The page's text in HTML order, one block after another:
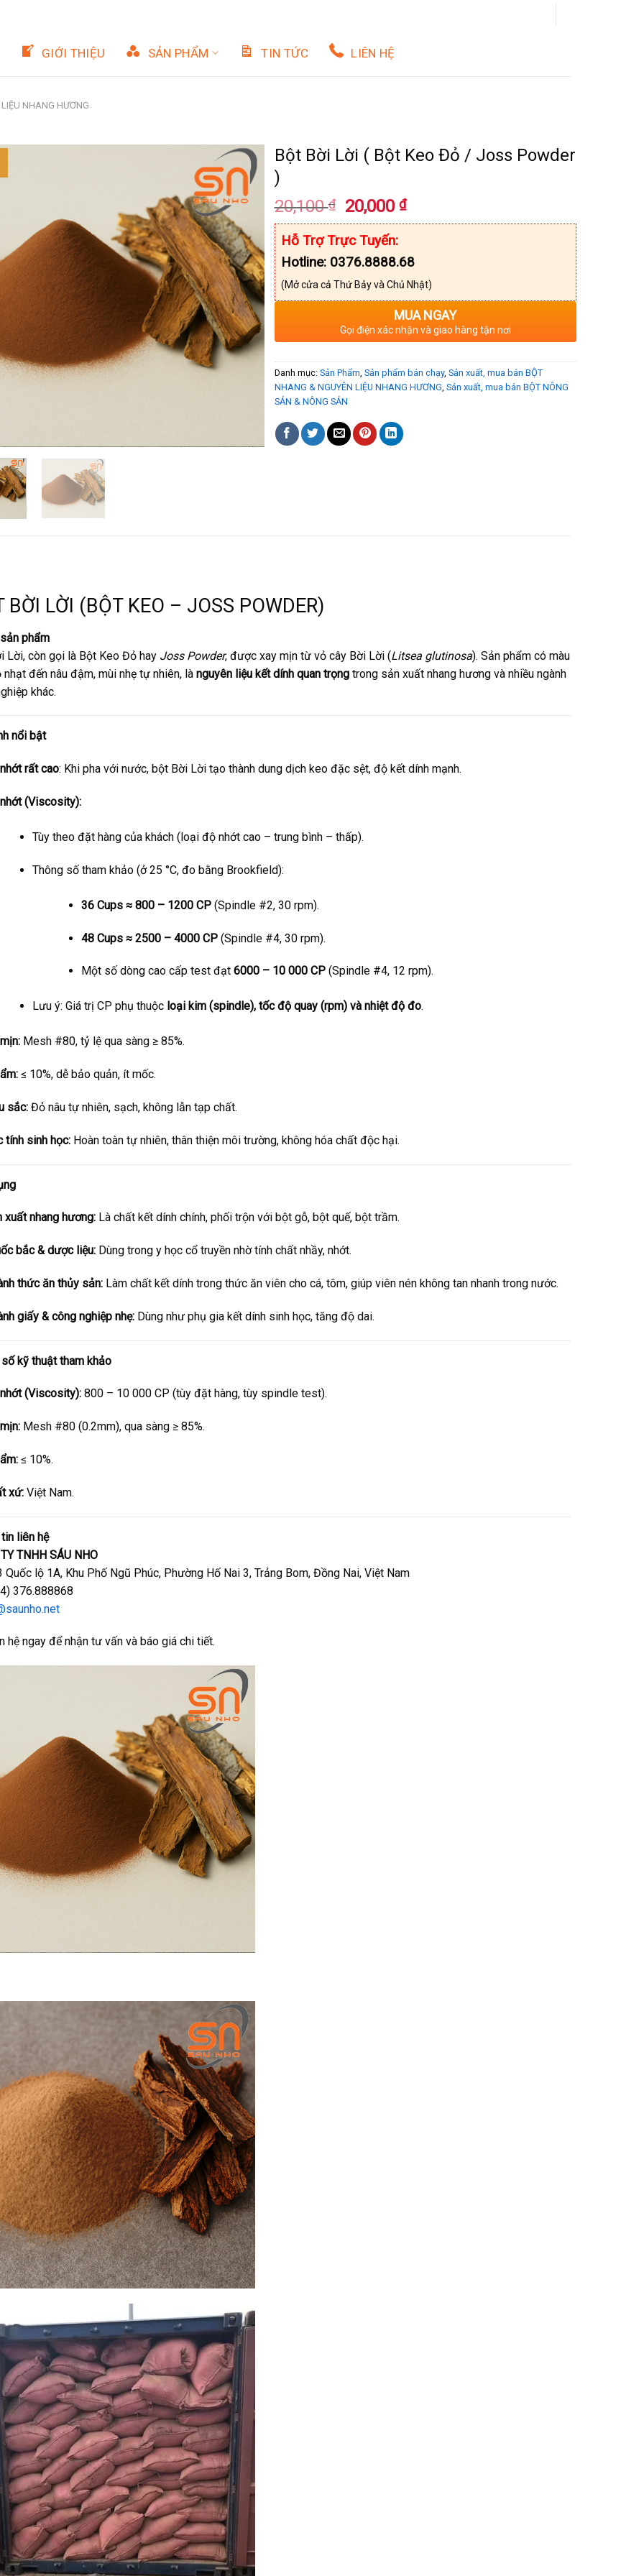
GIỚI THIỆU SẢN PHẨM TIN TỨC LIÊN HỆ
NHANG HƯƠNG
Bột Bời Lời ( Bột Keo Đỏ / Joss Powder
)
20,100₫
Giá
gốc
là:
20,100 ₫.
20,000 ₫Giá
hiện
là:
20,000 ₫.
Hỗ Trợ Trực Tuyến:
Hotline: 0376.8888.68
(Mở cửa cả Thứ Bảy và Chủ Nhật)
MUA NGAY
Gọi điện xác nhận và giao hàng tận nơi
Danh mục: Sản Phẩm, Sản phẩm bán chạy, Sản xuất, mua bán BỘT
NHANG & NGUYÊN LIỆU NHANG HƯƠNG, Sản xuất, mua bán BỘT NÔNG
SẢN & NÔNG SẢN
BỜI LỜI (BỘT KEO – JOSS POWDER)
phẩm
Lời, còn gọi là Bột Keo Đỏ hay Joss Powder, được xay mịn từ vỏ cây Bời Lời (Litsea glutinosa). Sản phẩm có màu
nhạt đến nâu đậm, mùi nhẹ tự nhiên, là nguyên liệu kết dính quan trọng trong sản xuất nhang hương và nhiều ngành
khác.
nổi bật
rất cao: Khi pha với nước, bột Bời Lời tạo thành dung dịch keo đặc sệt, độ kết dính mạnh.
(Viscosity):
Tùy theo đặt hàng của khách (loại độ nhớt cao – trung bình – thấp).
Thông số tham khảo (ở 25 °C, đo bằng Brookfield):
36 Cups ≈ 800 – 1200 CP (Spindle #2, 30 rpm).
48 Cups ≈ 2500 – 4000 CP (Spindle #4, 30 rpm).
Một số dòng cao cấp test đạt6000 – 10 000 CP (Spindle #4, 12 rpm).
Lưu ý: Giá trị CP phụ thuộc loại kim (spindle), tốc độ quay (rpm) và nhiệt độ đo.
Mesh #80, tỷ lệ qua sàng ≥ 85%.
≤ 10%, dễ bảo quản, ít mốc.
sắc:Đỏ nâu tự nhiên, sạch, không lẫn tạp chất.
tính sinh học:Hoàn toàn tự nhiên, thân thiện môi trường, không hóa chất độc hại.
xuất nhang hương:Là chất kết dính chính, phối trộn với bột gỗ, bột quế, bột trầm.
bắc & dược liệu:Dùng trong y học cổ truyền nhờ tính chất nhầy, nhớt.
thức ăn thủy sản:Làm chất kết dính trong thức ăn viên cho cá, tôm, giúp viên nén không tan nhanh trong nước.
giấy & công nghiệp nhẹ:Dùng như phụ gia kết dính sinh học, tăng độ dai.
kỹ thuật tham khảo
(Viscosity):800 – 10 000 CP (tùy đặt hàng, tùy spindle test).
Mesh #80 (0.2mm), qua sàng ≥ 85%.
≤ 10%.
xứ:Việt Nam.
liên hệ
TNHH SÁU NHO
lộ 1A, Khu Phố Ngũ Phúc, Phường Hố Nai 3, Trảng Bom, Đồng Nai, Việt Nam
376.888868
hệ ngay để nhận tư vấn và báo giá chi tiết.